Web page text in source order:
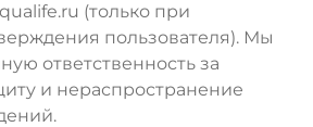
(только при
пользователя). Мы
ответственность за
и нераспространение